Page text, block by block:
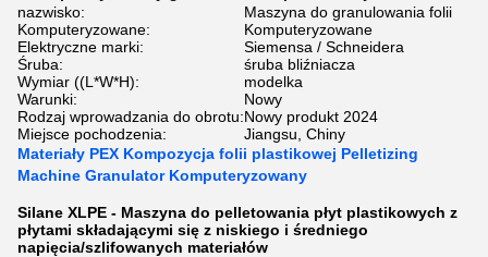
nazwisko:
Maszyna do granulowania folii
Komputeryzowane:
Komputeryzowane
Elektryczne marki:
Siemensa / Schneidera
Śruba:
śruba bliźniacza
Wymiar ((L*W*H):
modelka
Warunki:
Nowy
Rodzaj wprowadzania do obrotu:Nowy produkt 2024
Miejsce pochodzenia:
Jiangsu, Chiny
Materiały PEX Kompozycja folii plastikowej Pelletizing
Machine Granulator Komputeryzowany
Silane XLPE - Maszyna do pelletowania płyt plastikowych z
płytami składającymi się z niskiego i średniego
napięcia/szlifowanych materiałów